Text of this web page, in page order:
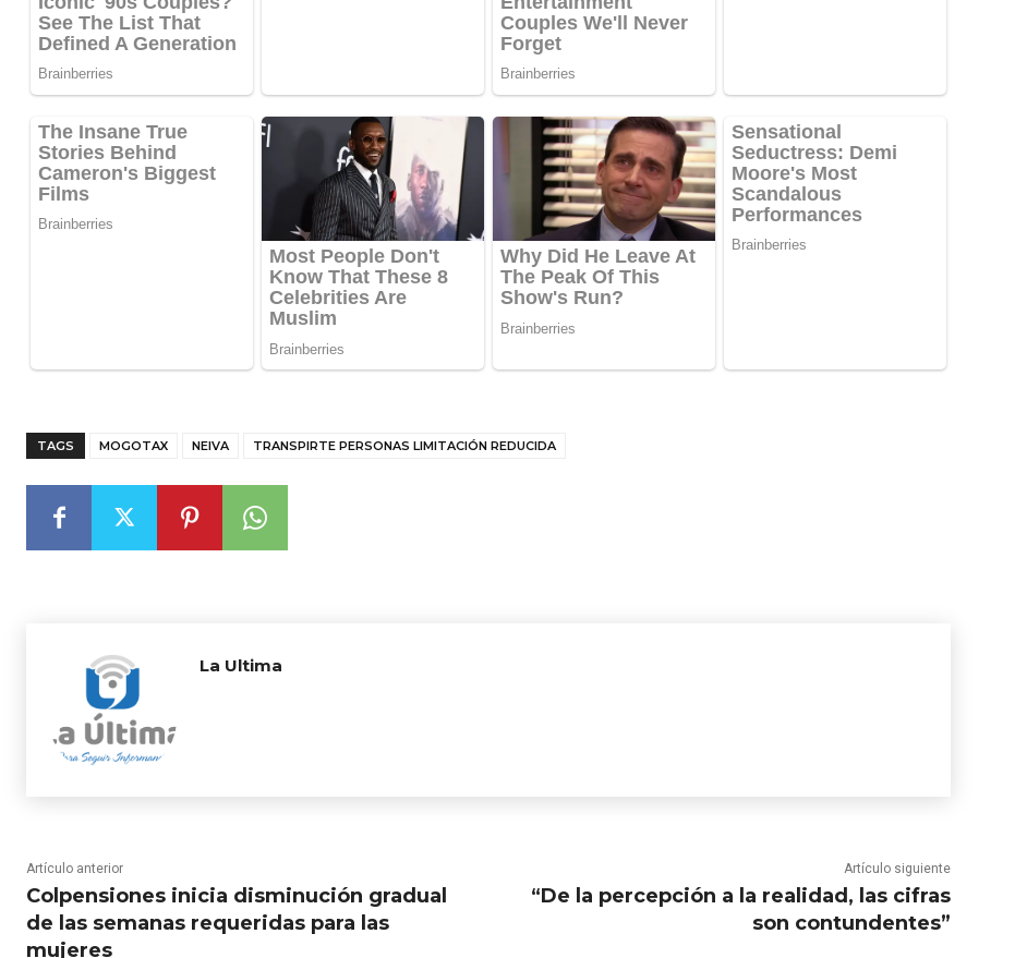
TAGS MOGOTAX NEIVA TRANSPIRTE PERSONAS LIMITACIÓN REDUCIDA
La Ultima
Artículo anterior
Colpensiones inicia disminución gradual
de las semanas requeridas para las
mujeres
Artículo siguiente
“De la percepción a la realidad, las cifras
son contundentes”